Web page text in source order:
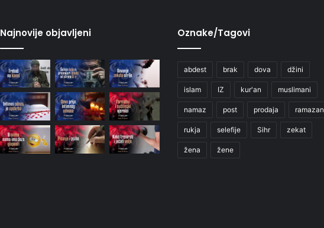
Najnovije objavljeni Oznake/Tagovi
abdest brak dova džini
islam IZ kur'an muslimani
namaz post prodaja ramazan
rukja selefije Sihr zekat
žena žene